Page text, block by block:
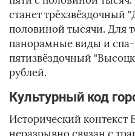
станет трёхзвёздочный
половиной тысячи. Для
панорамные виды и спа-
пятизвёздочный
рублей.
Культурный код
Исторический контекст